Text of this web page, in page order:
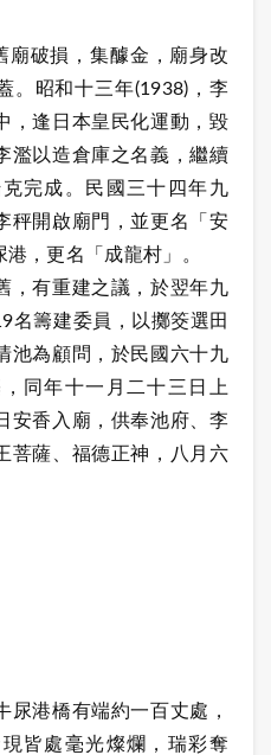
廟破損，集醵金，廟身改
。昭和十三年(1938)，李
，逢日本皇民化運動，毀
濫以造倉庫之名義，繼續
完成。民國三十四年九
秤開啟廟門，並更名「安
，更名「成龍村」。
，有重建之議，於翌年九
名籌建委員，以擲筊選田
池為顧問，於民國六十九
同年十一月二十三日上
安香入廟，供奉池府、李
菩薩、福德正神，八月六
港橋有端約一百丈處，
皆處毫光燦爛，瑞彩奪